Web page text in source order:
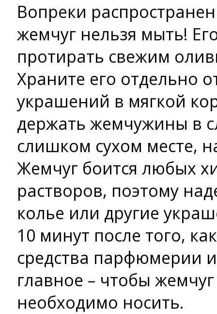
Вопреки
жемчуг нельзя мыть!
протирать свежим
Храните его отдельно
украшений в мягкой
держать жемчужины в
слишком сухом месте,
Жемчуг боится любых
растворов, поэтому
колье или другие
10 минут после того,
средства парфюмерии
главное – чтобы
необходимо носить.